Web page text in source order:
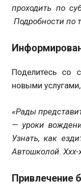
проходить по
Подробности по
Поделитесь со
новыми
«Рады
— уроки
Узнать, как
Автошколой. Ххх-
Привлечение